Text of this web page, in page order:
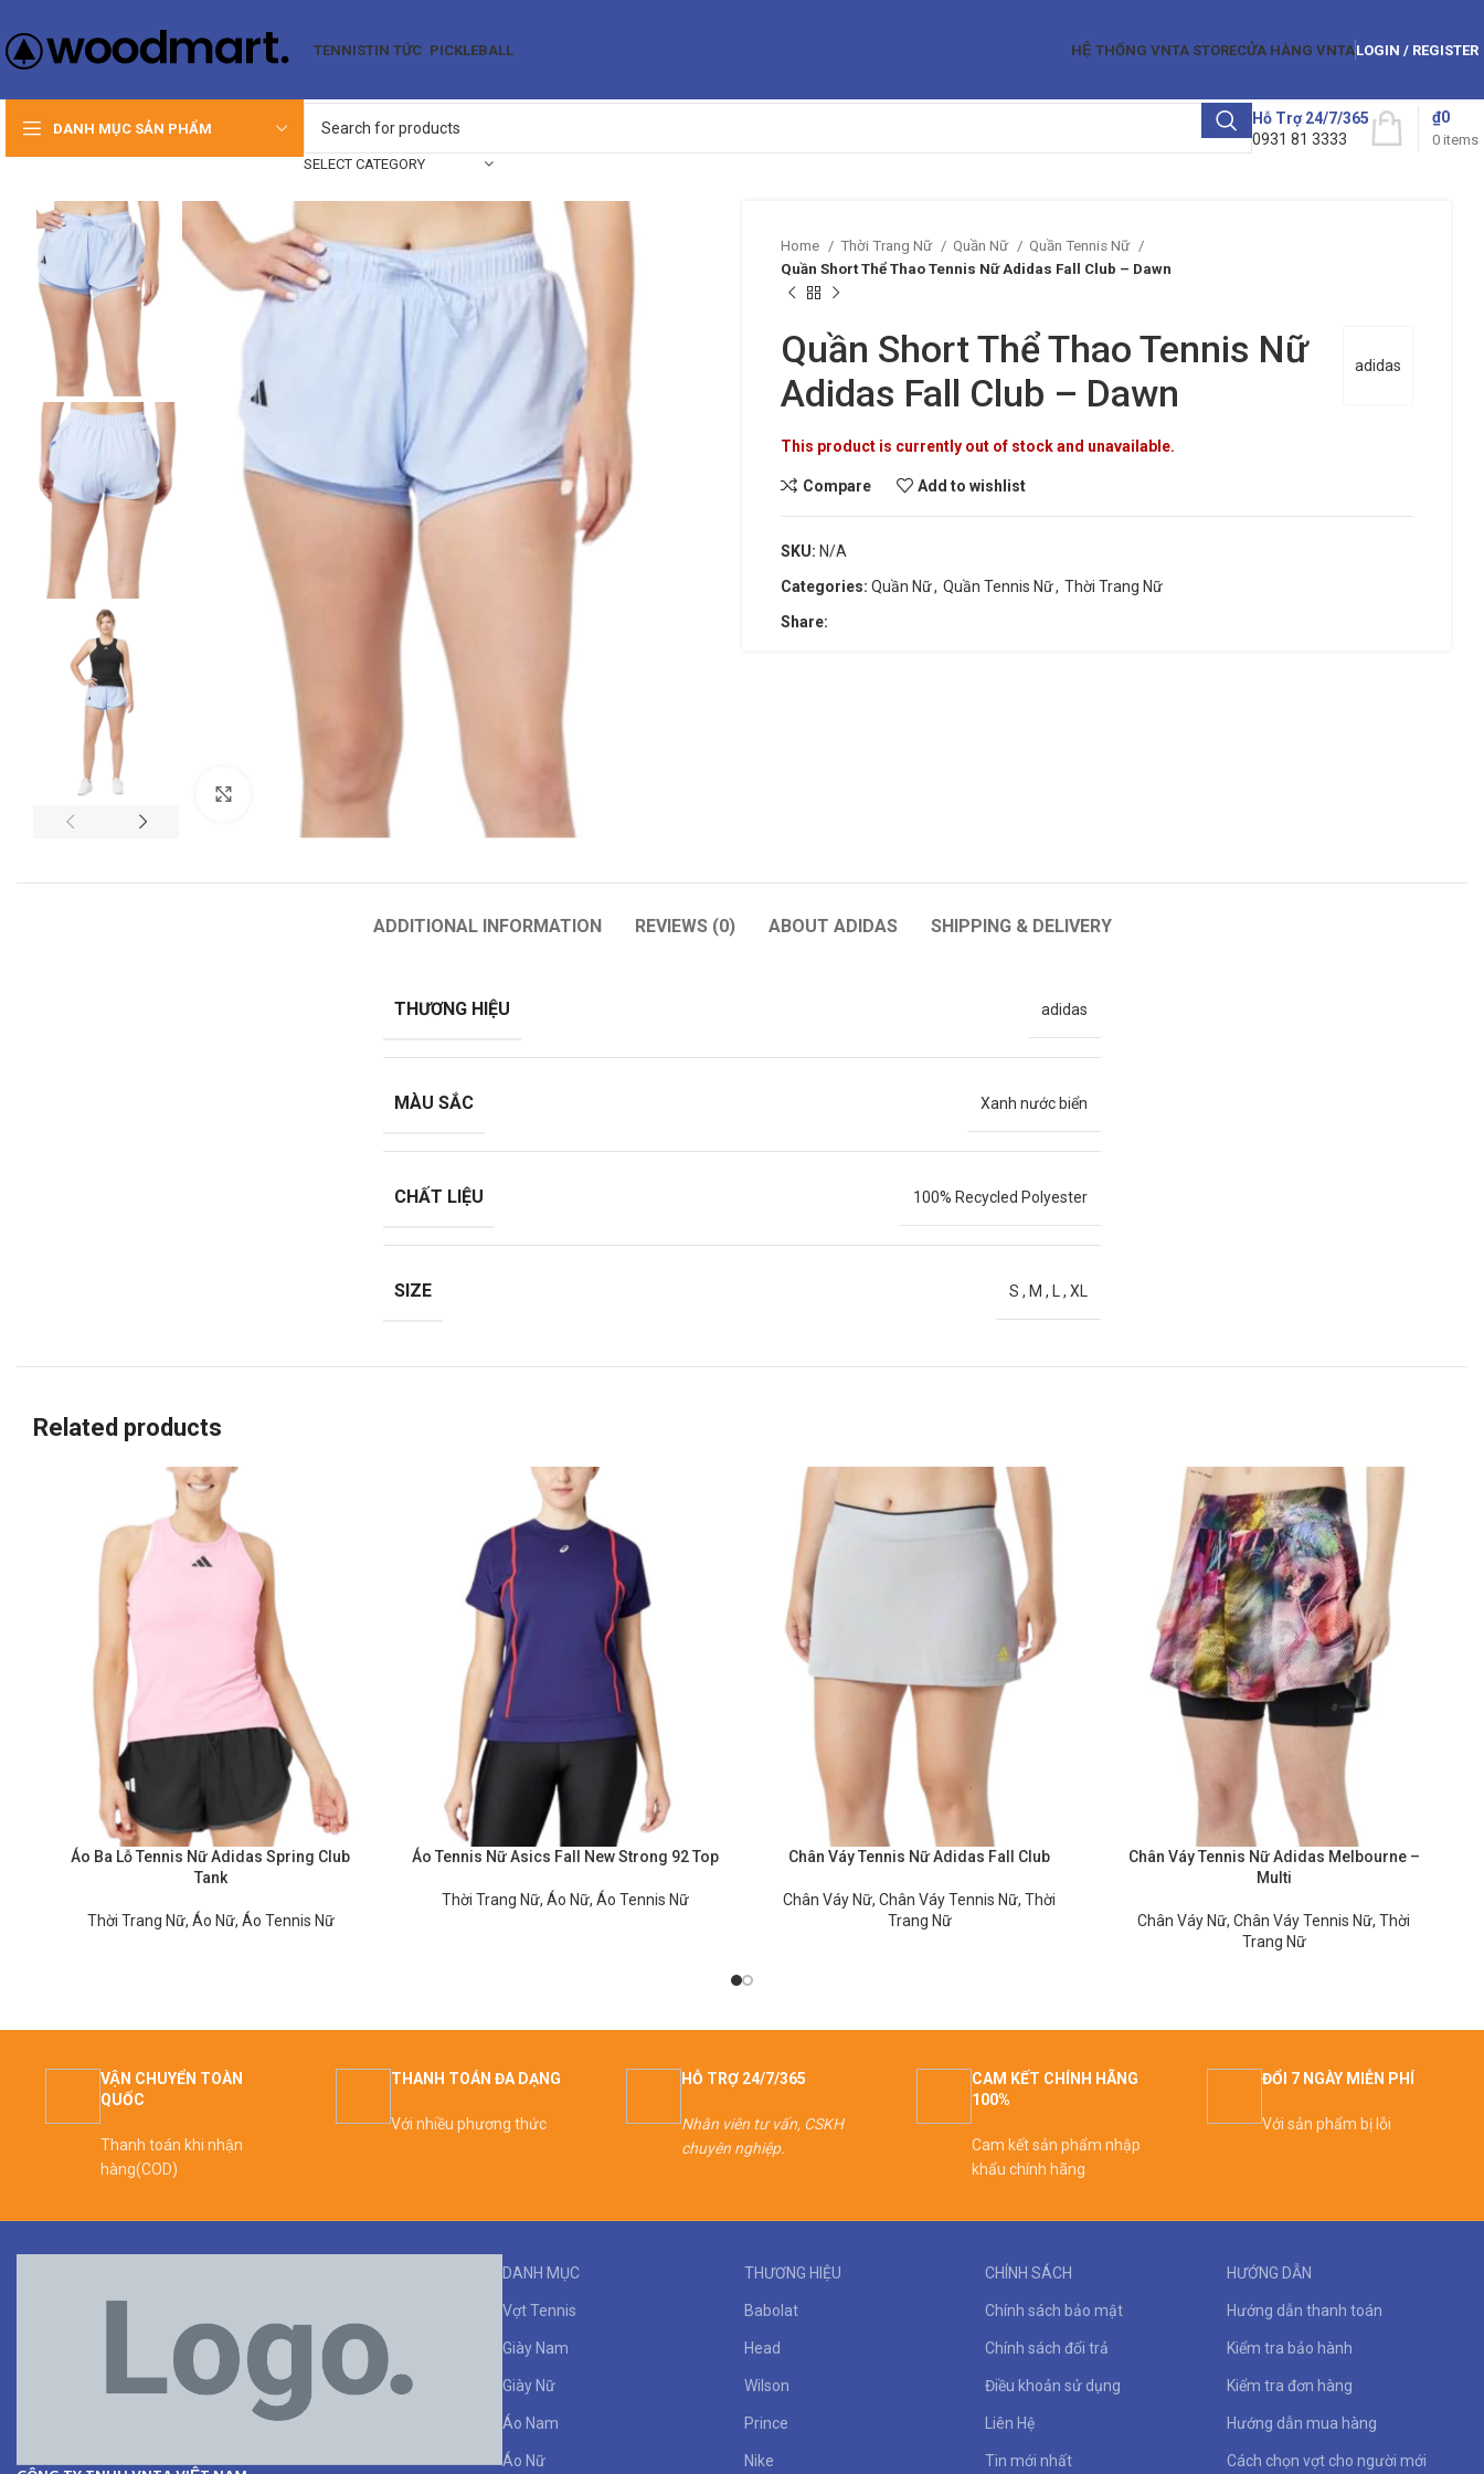
TENNIS
Vợt Tennis Radical
Vợt Trẻ Em
Boom
Wilson Ultra
Babolat Pure Drive
TIN TỨC PICKLEBALL HỆ THỐNG VNTA STORECỬA HÀNG VNTALOGIN / REGISTER
DANH MỤC SẢN PHẨM
SELECT CATEGORY
Hỗ Trợ 24/7/365
0931 81 3333
0 items
₫0
Click to enlarge
Home Thời Trang Nữ Quần Nữ
Quần Tennis Nữ
Quần Short Thể Thao Tennis Nữ Adidas Fall Club – Dawn
adidas
Quần Short Thể Thao Tennis Nữ
Adidas Fall Club – Dawn
This product is currently out of stock and unavailable.
Compare Add to wishlist
SKU: N/A
Categories: Quần Nữ, Quần Tennis Nữ, Thời Trang Nữ
Share:
ADDITIONAL INFORMATION REVIEWS (0) ABOUT ADIDAS SHIPPING & DELIVERY
THƯƠNG HIỆU adidas
MÀU SẮC Xanh nước biển
CHẤT LIỆU 100% Recycled Polyester
SIZE S , M , , XL
Related products
Áo Ba Lỗ Tennis Nữ Adidas Spring Club
Tank
Thời Trang Nữ, Áo Nữ, Áo Tennis Nữ
Áo Tennis Nữ Asics Fall New Strong 92 Top
Thời Trang Nữ, Áo Nữ, Áo Tennis Nữ
Chân Váy Tennis Nữ Adidas Fall Club
Chân Váy Nữ, Chân Váy Tennis Nữ, Thời
Trang Nữ
Chân Váy Tennis Nữ Adidas Melbourne –
Multi
Chân Váy Nữ, Chân Váy Tennis Nữ, Thời
Trang Nữ
VẬN CHUYỂN TOÀN
QUỐC
Thanh toán khi nhận
hàng(COD)
THANH TOÁN ĐA DẠNG
Với nhiều phương thức
HỖ TRỢ 24/7/365
Nhân viên tư vấn, CSKH
chuyên nghiệp.
CAM KẾT CHÍNH HÃNG
100%
Cam kết sản phẩm nhập
khẩu chính hãng
ĐỔI 7 NGÀY MIỄN PHÍ
Với sản phẩm bị lỗi
DANH MỤC
Vợt Tennis
Giày Nam
Giày Nữ
Áo Nam
Áo Nữ
THƯƠNG HIỆU
Babolat
Head
Wilson
Prince
Nike
CHÍNH SÁCH
Chính sách bảo mật
Chính sách đổi trả
Điều khoản sử dụng
Liên Hệ
Tin mới nhất
HƯỚNG DẪN
Hướng dẫn thanh toán
Kiểm tra bảo hành
Kiểm tra đơn hàng
Hướng dẫn mua hàng
Cách chọn vợt cho người mới